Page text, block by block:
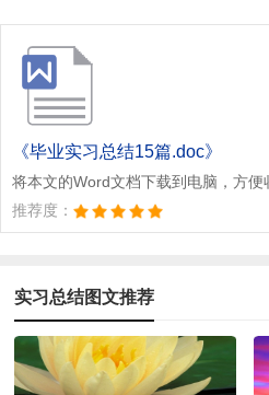
《毕业实习总结15篇.doc》
将本文的Word文档下载到电脑，方便
推荐度：
实习总结图文推荐